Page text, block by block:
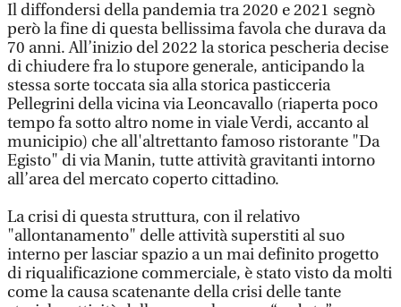
Il diffondersi della pandemia tra 2020 e 2021 segnò
però la fine di questa bellissima favola che durava da
70 anni. All’inizio del 2022 la storica pescheria decise
di chiudere fra lo stupore generale, anticipando la
stessa sorte toccata sia alla storica pasticceria
Pellegrini della vicina via Leoncavallo (riaperta poco
tempo fa sotto altro nome in viale Verdi, accanto al
municipio) che all'altrettanto famoso ristorante "Da
Egisto" di via Manin, tutte attività gravitanti intorno
all’area del mercato coperto cittadino.
La crisi di questa struttura, con il relativo
"allontanamento" delle attività superstiti al suo
interno per lasciar spazio a un mai definito progetto
di riqualificazione commerciale, è stato visto da molti
come la causa scatenante della crisi delle tante